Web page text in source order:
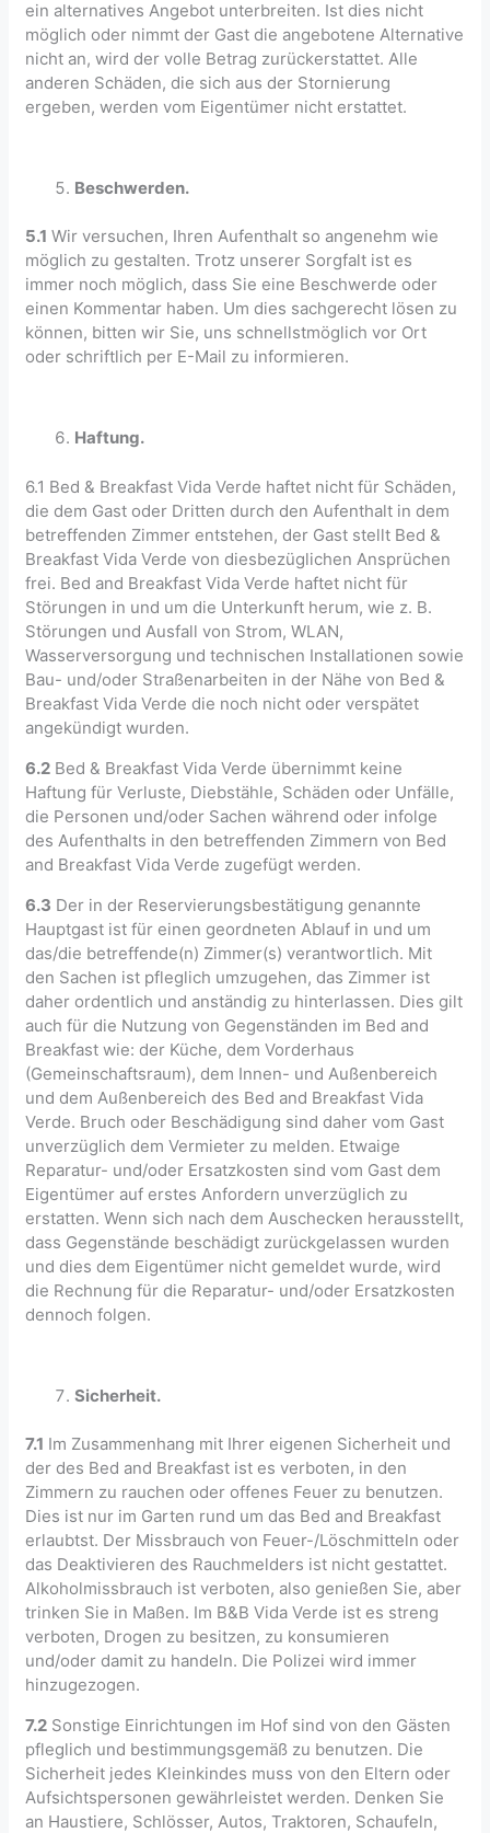
ein alternatives Angebot unterbreiten. Ist dies nicht
möglich oder nimmt der Gast die angebotene Alternative
nicht an, wird der volle Betrag zurückerstattet. Alle
anderen Schäden, die sich aus der Stornierung
ergeben, werden vom Eigentümer nicht erstattet.
Beschwerden.
5.1 Wir versuchen, Ihren Aufenthalt so angenehm wie
möglich zu gestalten. Trotz unserer Sorgfalt ist es
immer noch möglich, dass Sie eine Beschwerde oder
einen Kommentar haben. Um dies sachgerecht lösen zu
können, bitten wir Sie, uns schnellstmöglich vor Ort
oder schriftlich per E-Mail zu informieren.
Haftung.
6.1 Bed & Breakfast Vida Verde haftet nicht für Schäden,
die dem Gast oder Dritten durch den Aufenthalt in dem
betreffenden Zimmer entstehen, der Gast stellt Bed &
Breakfast Vida Verde von diesbezüglichen Ansprüchen
frei. Bed and Breakfast Vida Verde haftet nicht für
Störungen in und um die Unterkunft herum, wie z. B.
Störungen und Ausfall von Strom, WLAN,
Wasserversorgung und technischen Installationen sowie
Bau- und/oder Straßenarbeiten in der Nähe von Bed &
Breakfast Vida Verde die noch nicht oder verspätet
angekündigt wurden.
6.2 Bed & Breakfast Vida Verde übernimmt keine
Haftung für Verluste, Diebstähle, Schäden oder Unfälle,
die Personen und/oder Sachen während oder infolge
des Aufenthalts in den betreffenden Zimmern von Bed
and Breakfast Vida Verde zugefügt werden.
6.3 Der in der Reservierungsbestätigung genannte
Hauptgast ist für einen geordneten Ablauf in und um
das/die betreffende(n) Zimmer(s) verantwortlich. Mit
den Sachen ist pfleglich umzugehen, das Zimmer ist
daher ordentlich und anständig zu hinterlassen. Dies gilt
auch für die Nutzung von Gegenständen im Bed and
Breakfast wie: der Küche, dem Vorderhaus
(Gemeinschaftsraum), dem Innen- und Außenbereich
und dem Außenbereich des Bed and Breakfast Vida
Verde. Bruch oder Beschädigung sind daher vom Gast
unverzüglich dem Vermieter zu melden. Etwaige
Reparatur- und/oder Ersatzkosten sind vom Gast dem
Eigentümer auf erstes Anfordern unverzüglich zu
erstatten. Wenn sich nach dem Auschecken herausstellt,
dass Gegenstände beschädigt zurückgelassen wurden
und dies dem Eigentümer nicht gemeldet wurde, wird
die Rechnung für die Reparatur- und/oder Ersatzkosten
dennoch folgen.
Sicherheit.
7.1 Im Zusammenhang mit Ihrer eigenen Sicherheit und
der des Bed and Breakfast ist es verboten, in den
Zimmern zu rauchen oder offenes Feuer zu benutzen.
Dies ist nur im Garten rund um das Bed and Breakfast
erlaubtst. Der Missbrauch von Feuer-/Löschmitteln oder
das Deaktivieren des Rauchmelders ist nicht gestattet.
Alkoholmissbrauch ist verboten, also genießen Sie, aber
trinken Sie in Maßen. Im B&B Vida Verde ist es streng
verboten, Drogen zu besitzen, zu konsumieren
und/oder damit zu handeln. Die Polizei wird immer
hinzugezogen.
7.2 Sonstige Einrichtungen im Hof ​​sind von den Gästen
pfleglich und bestimmungsgemäß zu benutzen. Die
Sicherheit jedes Kleinkindes muss von den Eltern oder
Aufsichtspersonen gewährleistet werden. Denken Sie
an Haustiere, Schlösser, Autos, Traktoren, Schaufeln,